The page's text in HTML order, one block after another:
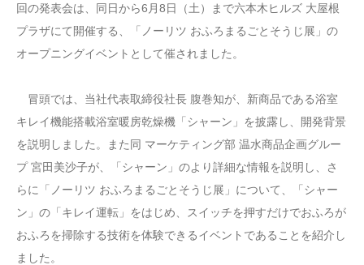
回の発表会は、同日から6月8日（土）まで六本木ヒルズ 大屋根
プラザにて開催する、「ノーリツ おふろまるごとそうじ展」の
オープニングイベントとして催されました。
冒頭では、当社代表取締役社長 腹巻知が、新商品である浴室
キレイ機能搭載浴室暖房乾燥機「シャーン」を披露し、開発背景
を説明しました。また同 マーケティング部 温水商品企画グルー
プ 宮田美沙子が、「シャーン」のより詳細な情報を説明し、さ
らに「ノーリツ おふろまるごとそうじ展」について、「シャー
ン」の「キレイ運転」をはじめ、スイッチを押すだけでおふろが
おふろを掃除する技術を体験できるイベントであることを紹介し
ました。